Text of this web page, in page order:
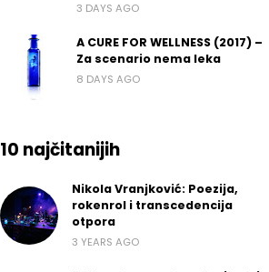
3 DAYS AGO
A CURE FOR WELLNESS (2017) –
Za scenario nema leka
8 DAYS AGO
10 najčitanijih
Nikola Vranjković: Poezija,
rokenrol i transcedencija
otpora
3 YEARS AGO